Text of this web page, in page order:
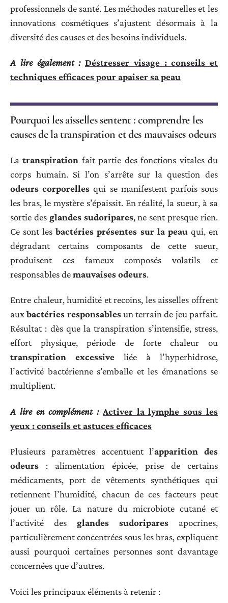
professionnels de santé. Les méthodes naturelles et les
innovations cosmétiques s’ajustent désormais à la
diversité des causes et des besoins individuels.
A lire également : Déstresser visage : conseils et
techniques efficaces pour apaiser sa peau
Pourquoi les aisselles sentent : comprendre les
causes de la transpiration et des mauvaises odeurs
Latranspiration fait partie des fonctions vitales du
corps humain. Si l’on s’arrête sur la question des
odeurs corporelles qui se manifestent parfois sous
les bras, le mystère s’épaissit. En réalité, la sueur, à sa
sortie des glandes sudoripares, ne sent presque rien.
Ce sont lesbactéries présentes sur la peauqui, en
dégradant certains composants de cette sueur,
produisent ces fameux composés volatils et
responsables demauvaises odeurs.
Entre chaleur, humidité et recoins, les aisselles offrent
auxbactéries responsablesun terrain de jeu parfait.
Résultat : dès que la transpiration s’intensifie, stress,
effort physique, période de forte chaleur ou
transpiration excessive liée à l’hyperhidrose,
l’activité bactérienne s’emballe et les émanations se
multiplient.
A lire en complément : Activer la lymphe sous les
yeux : conseils et astuces efficaces
Plusieurs paramètres accentuent l’apparition des
odeurs : alimentation épicée, prise de certains
médicaments, port de vêtements synthétiques qui
retiennent l’humidité, chacun de ces facteurs peut
jouer un rôle. La nature du microbiote cutané et
l’activité des glandes sudoripares apocrines,
particulièrement concentrées sous les bras, expliquent
aussi pourquoi certaines personnes sont davantage
concernées que d’autres.
Voici les principaux éléments à retenir :